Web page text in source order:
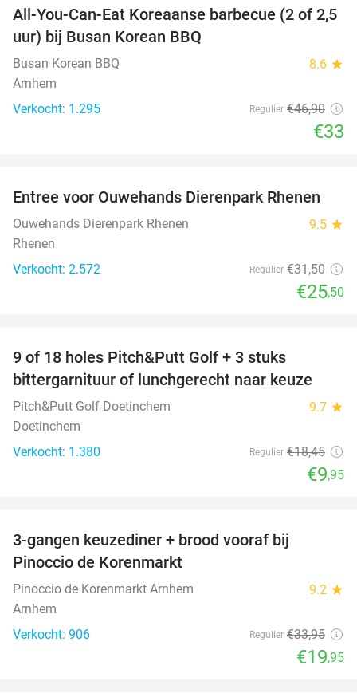
30%
All-You-Can-Eat Koreaanse barbecue (2 of 2,5
uur) bij Busan Korean BBQ
Busan Korean BBQ 8.6 star
Arnhem
Verkocht: 1.295
Regulier €46,90
€33
19%
Entree voor Ouwehands Dierenpark Rhenen
Ouwehands Dierenpark Rhenen 9.5 star
Rhenen
Verkocht: 2.572
Regulier €31,50
€25,50
9 of 18 holes Pitch&Putt Golf + 3 stuks
bittergarnituur of lunchgerecht naar keuze
Pitch&Putt Golf Doetinchem 9.7 star
Doetinchem
Verkocht: 1.380
Regulier €18,45
€9,95
3-gangen keuzediner + brood vooraf bij
Pinoccio de Korenmarkt
Pinoccio de Korenmarkt Arnhem 9.2 star
Arnhem
Verkocht: 906
Regulier €33,95
€19,95